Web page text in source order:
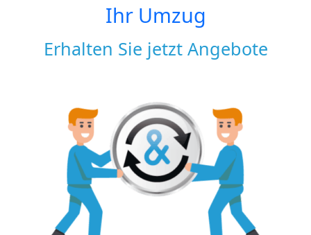
Ihr Umzug
Erhalten Sie jetzt Angebote